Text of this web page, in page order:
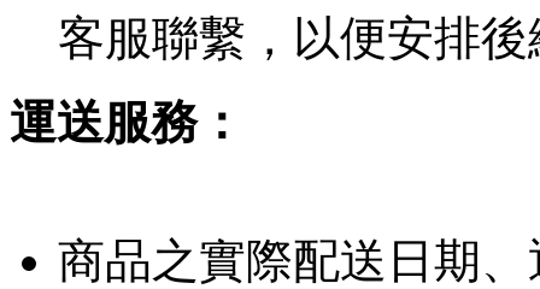
客服聯繫，以便安排
運送服務：
商品之實際配送日期